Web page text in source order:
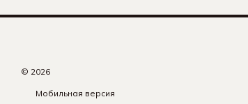
© 2026
Мобильная версия